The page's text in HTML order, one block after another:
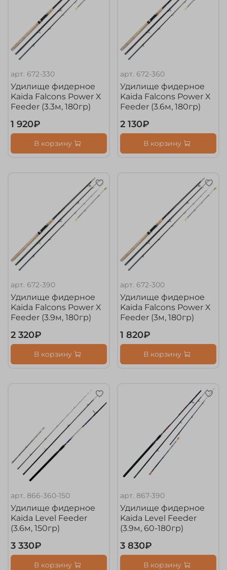
арт. 672-330
Удилище фидерное
Kaida Falcons Power X
Feeder (3.3м, 180гр)
1 920₽
В корзину
арт. 672-360
Удилище фидерное
Kaida Falcons Power X
Feeder (3.6м, 180гр)
2 130₽
В корзину
арт. 672-390
Удилище фидерное
Kaida Falcons Power X
Feeder (3.9м, 180гр)
2 320₽
В корзину
арт. 672-300
Удилище фидерное
Kaida Falcons Power X
Feeder (3м, 180гр)
1 820₽
В корзину
арт. 866-360-150
Удилище фидерное
Kaida Level Feeder
(3.6м, 150гр)
3 330₽
В корзину
арт. 867-390
Удилище фидерное
Kaida Level Feeder
(3.9м, 60-180гр)
3 830₽
В корзину